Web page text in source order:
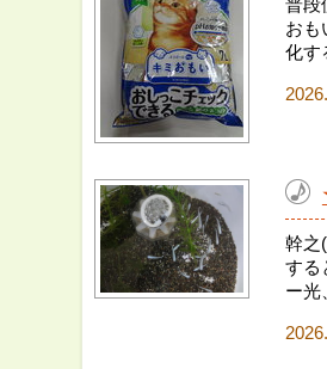
普段
おも
化す
幹之
する
ー光